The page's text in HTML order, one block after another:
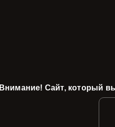
Внимание! Сайт, который